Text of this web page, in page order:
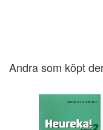
Andra som köpt